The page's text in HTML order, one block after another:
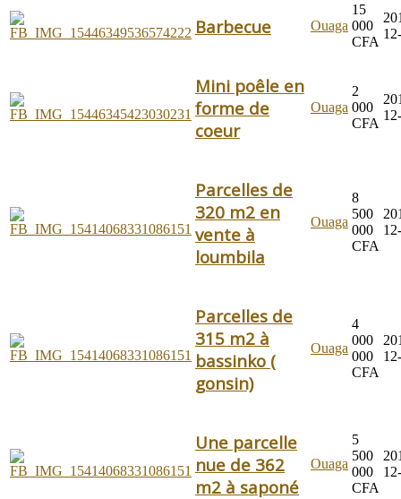
Barbecue Ouaga
15
000
CFA
Mini poêle en
forme de
coeur
Ouaga
2
000
CFA
Parcelles de
320 m2 en
vente à
loumbila
Ouaga
8
500
000
CFA
Parcelles de
315 m2 à
bassinko (
gonsin)
Ouaga
4
000
000
CFA
Une parcelle
nue de 362
m2 à saponé
Ouaga
5
500
000
CFA